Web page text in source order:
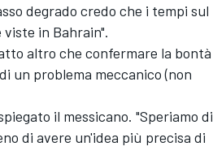
degrado credo che i tempi sul
in Bahrain".
altro che confermare la bontà
un problema meccanico (non
il messicano. "Speriamo di
di avere un'idea più precisa di